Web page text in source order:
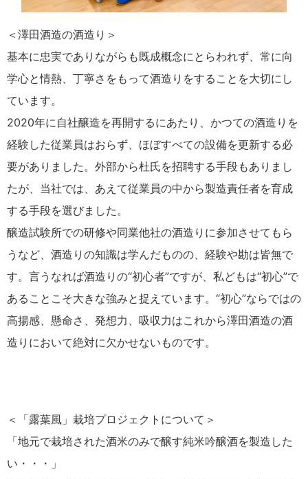
＜澤田酒造の酒造り＞
基本に忠実でありながらも既成概念にとらわれず、常に向
学心と情熱、丁寧さをもって酒造りをすることを大切にし
ています。
2020年に自社醸造を再開するにあたり、かつての酒造りを
経験した従業員はおらず、ほぼすべての設備を更新する必
要がありました。外部から杜氏を招聘する手段もありまし
たが、当社では、あえて従業員の中から製造責任者を育成
する手段を選びました。
醸造試験所での研修や同業他社の酒造りに参加させてもら
うなど、酒造りの知識は学んだものの、経験や勘は皆無で
す。言うなれば酒造りの“初心者”ですが、私どもは“初心”で
あることこそ大きな強みと捉えています。“初心”ならではの
高揚感、懸命さ、発想力、吸収力はこれから澤田酒造の酒
造りにおいて絶対に欠かせないものです。
＜「露葉風」栽培プロジェクトについて＞
「地元で栽培された酒米のみで醸す純米吟醸酒を製造した
い・・・」